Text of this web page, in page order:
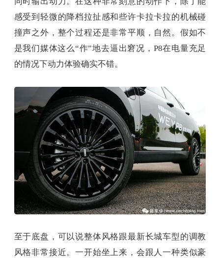
感受到轻微的降档拉扯感和些许卡拉卡拉的机械碰
撞声之外，整个过程还是非常平顺，自然。假如不
是我们媒体这么“作”地去逼出窘况，P8在电量充足
的情况下动力体验确实不错。
至于底盘，可以说整体风格跟最新长城车型的调教
风格非常接近。一开始坐上来，会跟人一种类似豪